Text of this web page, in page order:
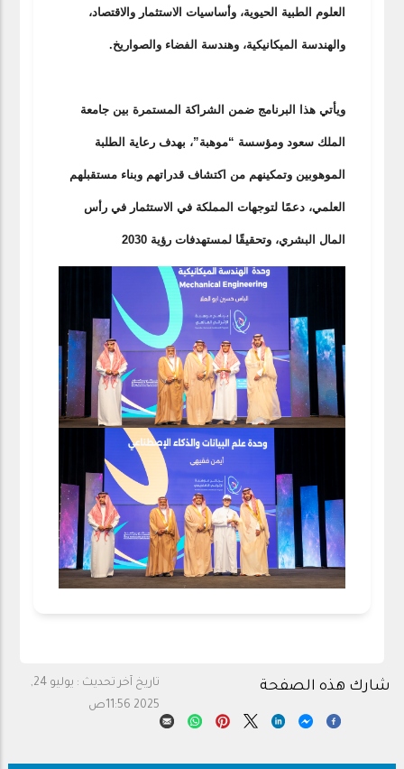
العلوم الطبية الحيوية، وأساسيات الاستثمار والاقتصاد،
والهندسة الميكانيكية، وهندسة الفضاء والصواريخ.
ويأتي هذا البرنامج ضمن الشراكة المستمرة بين جامعة
الملك سعود ومؤسسة “موهبة”، بهدف رعاية الطلبة
الموهوبين وتمكينهم من اكتشاف قدراتهم وبناء مستقبلهم
العلمي، دعمًا لتوجهات المملكة في الاستثمار في رأس
المال البشري، وتحقيقًا لمستهدفات رؤية 2030
تاريخ آخر تحديث :
يوليو 24,
2025 11:56ص
شارك هذه الصفحة